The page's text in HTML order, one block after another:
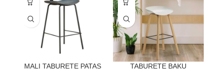
MALI TABURETE PATAS
TABURETE BAKU